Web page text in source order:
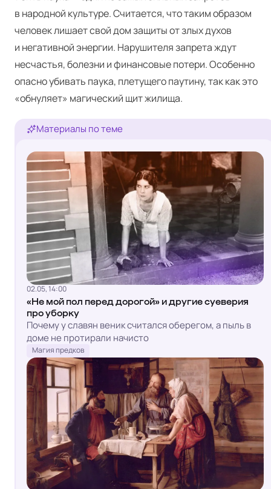
в народной культуре. Считается, что таким образом
человек лишает свой дом защиты от злых духов
и негативной энергии. Нарушителя запрета ждут
несчастья, болезни и финансовые потери. Особенно
опасно убивать паука, плетущего паутину, так как это
«обнуляет» магический щит жилища.
Материалы по теме
02.05, 14:00
«Не мой пол перед дорогой» и другие суеверия
про уборку
Почему у славян веник считался оберегом, а пыль в
доме не протирали начисто
Магия предков